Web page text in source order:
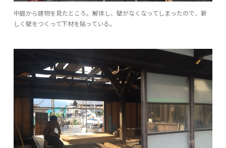
中庭から建物を見たところ。解体し、壁がなくなってしまったので、新
しく壁をつくって下材を貼っている。